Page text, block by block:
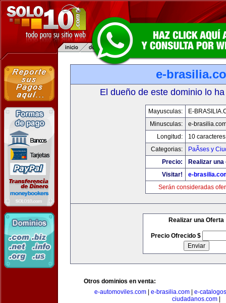
e-
El dueño de este dominio lo
Mayusculas:
E-
Minusculas:
e-
Longitud:
10 caracteres
Categorias:
PaÃ­ses y
Precio:
Realizar
Visitar!
e-
Serán consideradas
Realizar una Oferta
Precio Ofrecido $
Otros dominios en venta:
e-automoviles.com
e-brasilia.com
e-
ciudadanos.com